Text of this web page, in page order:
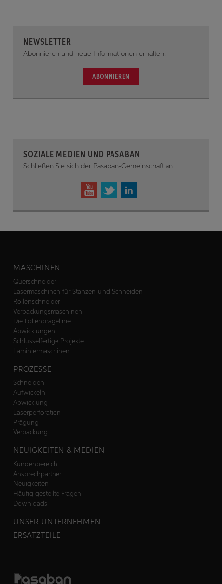
NEWSLETTER
Abonnieren und neue Informationen erhalten.
ABONNIEREN
SOZIALE MEDIEN UND PASABAN
Schließen Sie sich der Pasaban-Gemeinschaft an.
MASCHINEN
Querschneider
Lasermaschinen für Stanzen und Schneiden
Rollenschneider
Verpackungsmaschinen
Die Folienprägelinie
Abwicklungen
Schlüsselfertige Projekte
Laminiermaschinen
PROZESSE
Schneiden
Aufwickeln
Abwicklung
Laserperforation
Prägung
Verpackung
NEUIGKEITEN & MEDIEN
Kundenbereich
Ansprechpartner
Neuigkeiten
Häufig gestellte Fragen
Downloads
UNSER UNTERNEHMEN
ERSATZTEILE